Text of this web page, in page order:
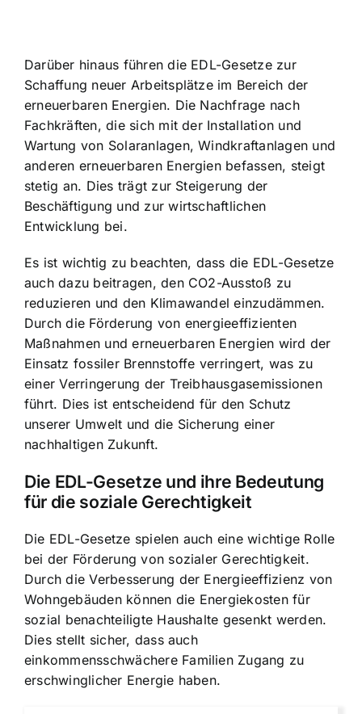
Darüber hinaus führen die EDL-Gesetze zur
Schaffung neuer Arbeitsplätze im Bereich der
erneuerbaren Energien. Die Nachfrage nach
Fachkräften, die sich mit der Installation und
Wartung von Solaranlagen, Windkraftanlagen und
anderen erneuerbaren Energien befassen, steigt
stetig an. Dies trägt zur Steigerung der
Beschäftigung und zur wirtschaftlichen
Entwicklung bei.
Es ist wichtig zu beachten, dass die EDL-Gesetze
auch dazu beitragen, den CO2-Ausstoß zu
reduzieren und den Klimawandel einzudämmen.
Durch die Förderung von energieeffizienten
Maßnahmen und erneuerbaren Energien wird der
Einsatz fossiler Brennstoffe verringert, was zu
einer Verringerung der Treibhausgasemissionen
führt. Dies ist entscheidend für den Schutz
unserer Umwelt und die Sicherung einer
nachhaltigen Zukunft.
Die EDL-Gesetze und ihre Bedeutung
für die soziale Gerechtigkeit
Die EDL-Gesetze spielen auch eine wichtige Rolle
bei der Förderung von sozialer Gerechtigkeit.
Durch die Verbesserung der Energieeffizienz von
Wohngebäudenkönnen die Energiekosten für
sozial benachteiligte Haushalte gesenkt werden.
Dies stellt sicher, dass auch
einkommensschwächere Familien Zugang zu
erschwinglicher Energie haben.